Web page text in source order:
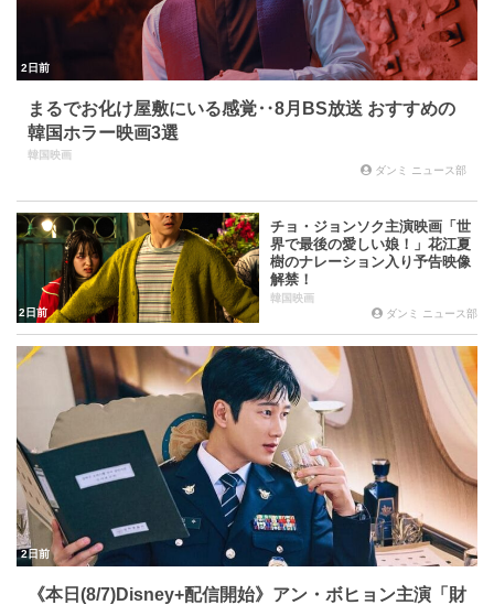
2日前
まるでお化け屋敷にいる感覚‥8月BS放送 おすすめの
韓国ホラー映画3選
韓国映画
ダンミ ニュース部
2日前
チョ・ジョンソク主演映画「世
界で最後の愛しい娘！」花江夏
樹のナレーション入り予告映像
解禁！
韓国映画
ダンミ ニュース部
2日前
《本日(8/7)Disney+配信開始》アン・ボヒョン主演「財